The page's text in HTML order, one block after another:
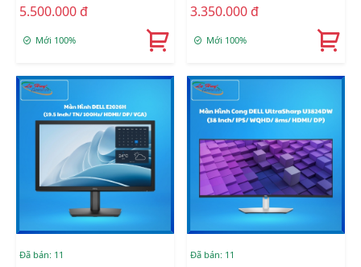
FullHD/ 120Hz/ HDMI/
5.500.000 đ
Mới 100%
IPS/ FULLHD/ 144Hz/
3.350.000 đ
Mới 100%
Đã bán: 11 Đã bán: 11